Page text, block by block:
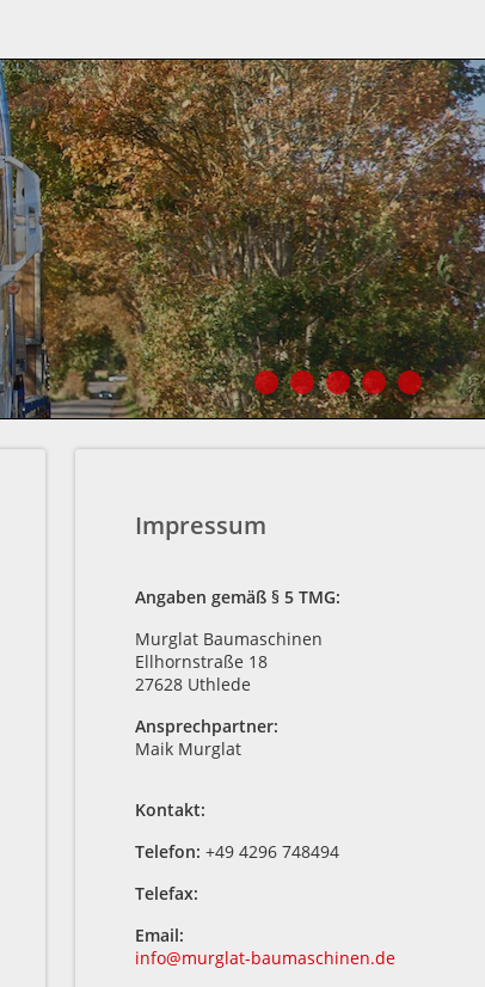
Impressum
Angaben gemäß § 5 TMG:
Murglat Baumaschinen
Ellhornstraße 18
27628 Uthlede
Ansprechpartner:
Maik Murglat
Kontakt:
Telefon: +49 4296 748494
Telefax:
Email:
info@murglat-baumaschinen.de